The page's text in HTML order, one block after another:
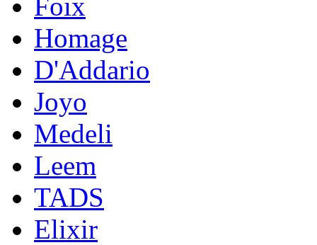
Homage
D'Addario
Joyo
Medeli
Leem
TADS
Elixir